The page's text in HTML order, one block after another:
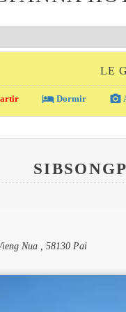
LE
local_hotel Dormir photo_camera
Nua , 58130 Pai